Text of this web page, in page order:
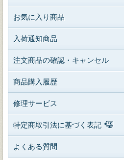
お気に入り商品
入荷通知商品
注文商品の確認・キャンセル
商品購入履歴
修理サービス
特定商取引法に基づく表記
よくある質問